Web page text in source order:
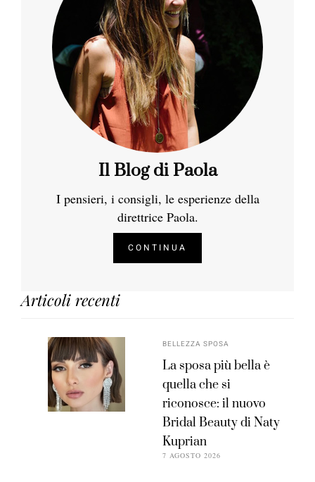
Il Blog di Paola
I pensieri, i consigli, le esperienze della
direttrice Paola.
CONTINUA
Articoli recenti
BELLEZZA SPOSA
La sposa più bella è
quella che si
riconosce: il nuovo
Bridal Beauty di Naty
Kuprian
7 AGOSTO 2026